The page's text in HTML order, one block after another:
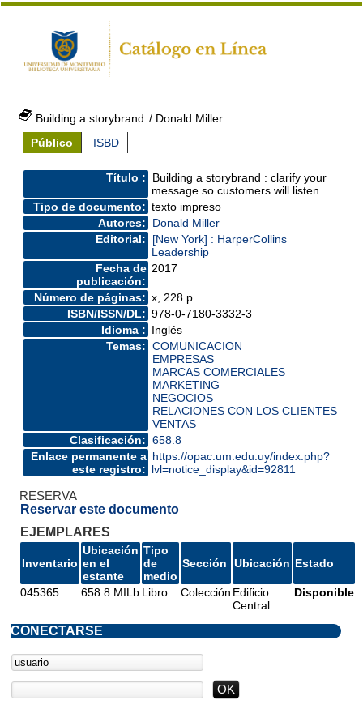
Building a storybrand / Donald Miller
Público
ISBD
Título :
Building a storybrand : clarify your
message so customers will listen
Tipo de documento: texto impreso
Autores:
Donald Miller
Editorial:
[New York] : HarperCollins
Leadership
Fecha de
publicación:
2017
Número de páginas: x, 228 p.
ISBN/ISSN/DL: 978-0-7180-3332-3
Idioma : Inglés
Temas: COMUNICACION
EMPRESAS
MARCAS COMERCIALES
MARKETING
NEGOCIOS
RELACIONES CON LOS CLIENTES
VENTAS
Clasificación: 658.8
Enlace permanente a
este registro:
https://opac.um.edu.uy/index.php?
lvl=notice_display&id=92811
RESERVA
Reservar este documento
EJEMPLARES
Inventario
Ubicación
en el
estante
Tipo
de
medio
Sección Ubicación Estado
045365 658.8 MILb Libro Colección Edificio
Central
Disponible
CONECTARSE